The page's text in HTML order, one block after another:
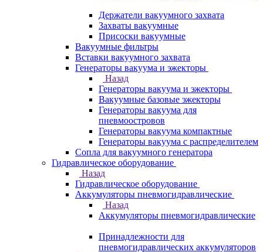
Держатели вакуумного захвата
Захваты вакуумные
Присоски вакуумные
Вакуумные фильтры
Вставки вакуумного захвата
Генераторы вакуума и эжекторы
Назад
Генераторы вакуума и эжекторы
Вакуумные базовые эжекторы
Генераторы вакуума для
пневмоостровов
Генераторы вакуума компактные
Генераторы вакуума с распределителем
Сопла для вакуумного генератора
Гидравлическое оборудование
Назад
Гидравлическое оборудование
Аккумуляторы пневмогидравлические
Назад
Аккумуляторы пневмогидравлические
Принадлежности для
пневмогидравлических аккумуляторов